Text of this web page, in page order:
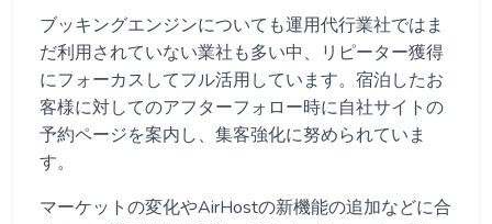
ブッキングエンジンについても運用代行業社ではま
だ利用されていない業社も多い中、リピーター獲得
にフォーカスしてフル活用しています。宿泊したお
客様に対してのアフターフォロー時に自社サイトの
予約ページを案内し、集客強化に努められていま
す。
マーケットの変化やAirHostの新機能の追加などに合